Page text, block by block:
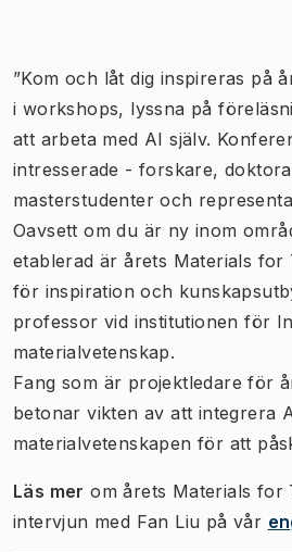
”Kom och låt dig inspireras på
i workshops, lyssna på
att arbeta med AI själv.
intresserade - forskare,
masterstudenter och
Oavsett om du är ny inom
etablerad är årets Materials for
för inspiration och
professor vid institutionen för
materialvetenskap.
Fang som är projektledare för
betonar vikten av att integrera
materialvetenskapen för att
Läs mer om årets Materials for
intervjun med Fan Liu på vår